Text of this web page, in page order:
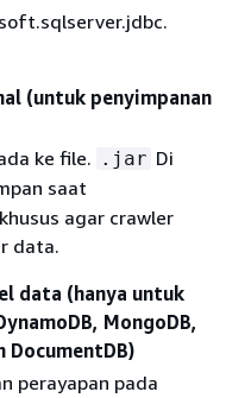
(untuk penyimpanan
ke file. .jar Di
saat
agar crawler
data.
data (hanya untuk
MongoDB,
DocumentDB)
perayapan pada